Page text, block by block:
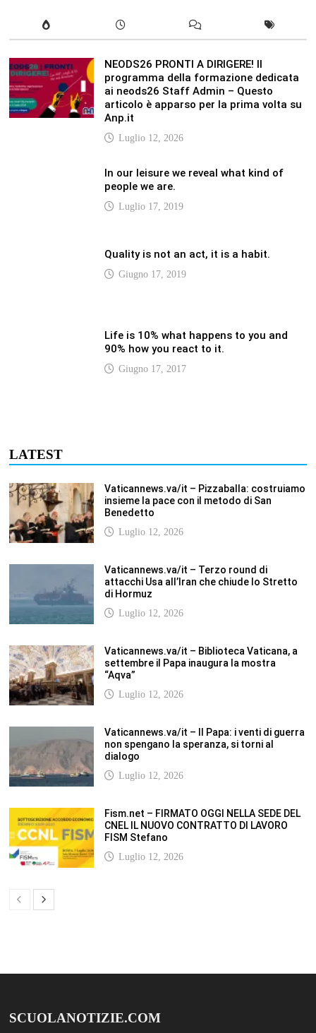
NEODS26 PRONTI A DIRIGERE! Il
programma della formazione dedicata
ai neods26 Staff Admin – Questo
articolo è apparso per la prima volta su
Anp.it
Luglio 12, 2026
In our leisure we reveal what kind of
people we are.
Luglio 17, 2019
Quality is not an act, it is a habit.
Giugno 17, 2019
Life is 10% what happens to you and
90% how you react to it.
Giugno 17, 2017
LATEST
Vaticannews.va/it – Pizzaballa: costruiamo
insieme la pace con il metodo di San
Benedetto
Luglio 12, 2026
Vaticannews.va/it – Terzo round di
attacchi Usa all’Iran che chiude lo Stretto
di Hormuz
Luglio 12, 2026
Vaticannews.va/it – Biblioteca Vaticana, a
settembre il Papa inaugura la mostra
“Aqva”
Luglio 12, 2026
Vaticannews.va/it – Il Papa: i venti di guerra
non spengano la speranza, si torni al
dialogo
Luglio 12, 2026
Fism.net – FIRMATO OGGI NELLA SEDE DEL
CNEL IL NUOVO CONTRATTO DI LAVORO
FISM Stefano
Luglio 12, 2026
SCUOLANOTIZIE.COM